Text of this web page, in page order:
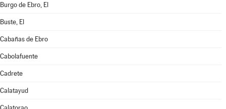
Burgo de Ebro, El
Buste, El
Cabañas de Ebro
Cabolafuente
Cadrete
Calatayud